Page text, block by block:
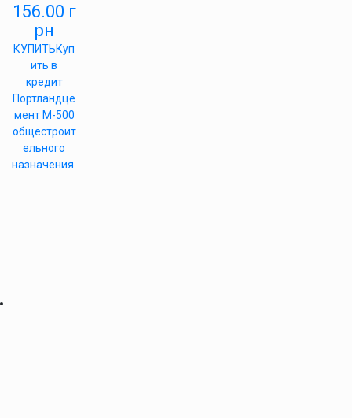
156.00 г
рн
КУПИТЬКуп
ить в
кредит
Портландце
мент М-500
общестроит
ельного
назначения.